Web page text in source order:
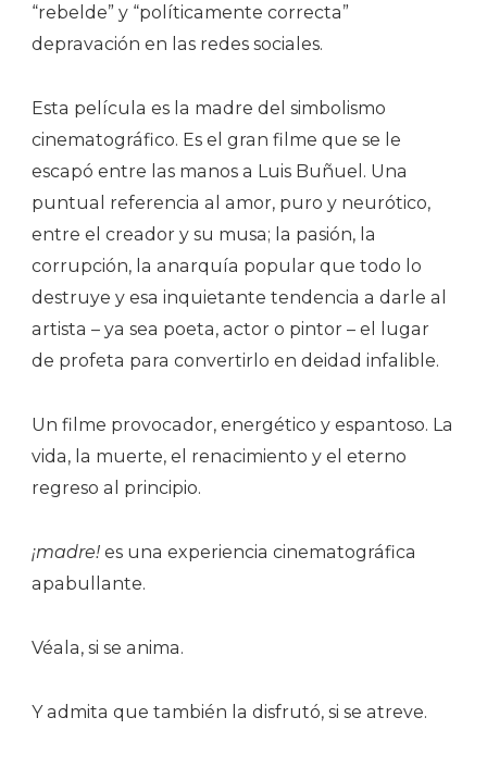
“rebelde” y “políticamente correcta”
depravación en las redes sociales.
Esta película es la madre del simbolismo
cinematográfico. Es el gran filme que se le
escapó entre las manos a Luis Buñuel. Una
puntual referencia al amor, puro y neurótico,
entre el creador y su musa; la pasión, la
corrupción, la anarquía popular que todo lo
destruye y esa inquietante tendencia a darle al
artista – ya sea poeta, actor o pintor – el lugar
de profeta para convertirlo en deidad infalible.
Un filme provocador, energético y espantoso. La
vida, la muerte, el renacimiento y el eterno
regreso al principio.
¡madre! es una experiencia cinematográfica
apabullante.
Véala, si se anima.
Y admita que también la disfrutó, si se atreve.